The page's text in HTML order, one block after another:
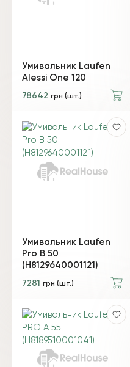
Умивальник Laufen
Alessi One 120
78642 грн (шт.)
Умивальник Laufen
Pro B 50
(H8129640001121)
7281 грн (шт.)